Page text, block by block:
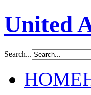
United
Search...
HOME